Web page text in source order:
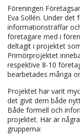
Föreningen
Eva Sollén. Under
informationsträffar
företagare med i
deltagit i projektet
Primörprojektet
respektive 8-10
bearbetades många
Projektet har varit
det givit dem både
Både formell och
projektet. Här är
grupperna: